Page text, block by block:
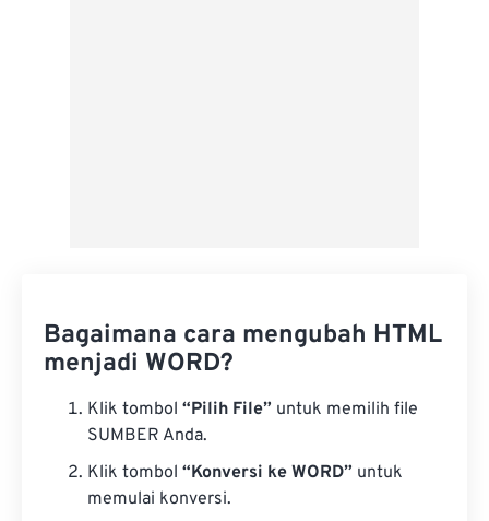
Bagaimana cara mengubah HTML
menjadi WORD?
Klik tombol “Pilih File” untuk memilih file
SUMBER Anda.
Klik tombol “Konversi ke WORD” untuk
memulai konversi.